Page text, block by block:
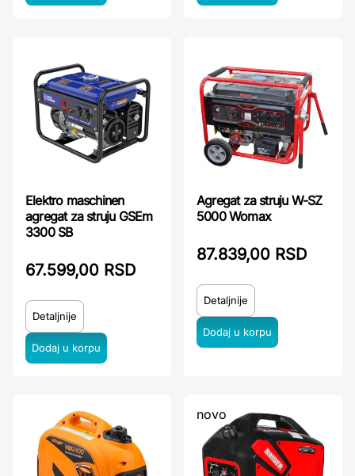
Elektro maschinen
agregat za struju GSEm
3300 SB
67.599,00 RSD
Detaljnije
Agregat za struju W-SZ
5000 Womax
87.839,00 RSD
Detaljnije
novo